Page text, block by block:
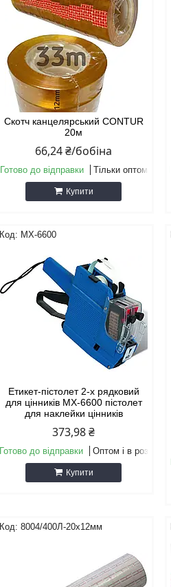
Скотч канцелярський CONTUR
20м
66,24 ₴/бобіна
Готово до відправки Тільки оптом
Купити
МХ-6600
Етикет-пістолет 2-х рядковий
для цінників МХ-6600 пістолет
для наклейки цінників
373,98 ₴
Готово до відправки Оптом і в роздріб
Купити
8004/400Л-20х12мм